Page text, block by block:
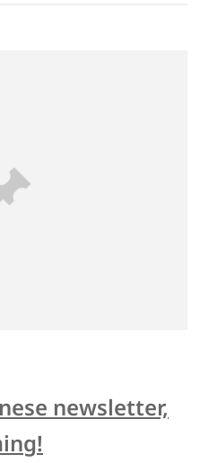
newsletter,